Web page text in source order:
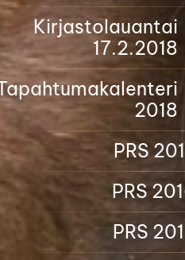
Kirjastolauantai
17.2.2018
2018
PRS
PRS
PRS